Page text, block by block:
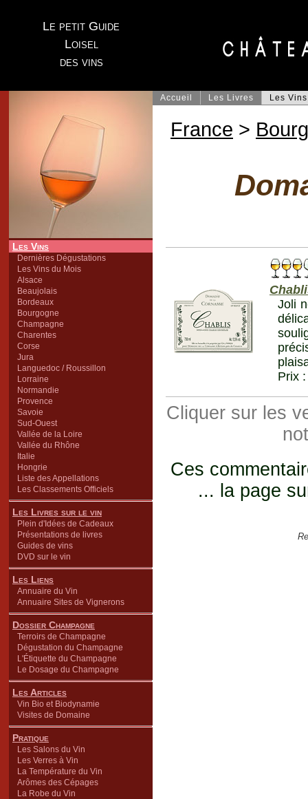
Le petit Guide
Loisel
des vins
Les Vins
Dernières Dégustations
Les Vins du Mois
Alsace
Beaujolais
Bordeaux
Bourgogne
Champagne
Charentes
Corse
Jura
Languedoc / Roussillon
Lorraine
Normandie
Provence
Savoie
Sud-Ouest
Vallée de la Loire
Vallée du Rhône
Italie
Hongrie
Liste des Appellations
Les Classements Officiels
Les Livres sur le vin
Plein d'Idées de Cadeaux
Présentations de livres
Guides de vins
DVD sur le vin
Les Liens
Annuaire du Vin
Annuaire Sites de Vignerons
Dossier Champagne
Terroirs de Champagne
Dégustation du Champagne
L'Étiquette du Champagne
Le Dosage du Champagne
Les Articles
Vin Bio et Biodynamie
Visites de Domaine
Pratique
Les Salons du Vin
Les Verres à Vin
La Température du Vin
Arômes des Cépages
La Robe du Vin
Accueil Les Livres Les Vins
France >
Joli
Prix
Cliquer sur les
Ces
... la page